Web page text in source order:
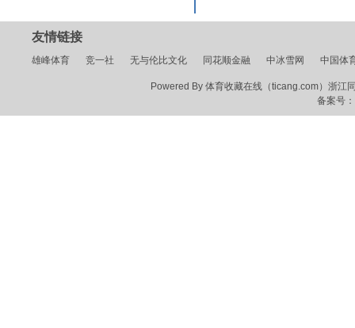
友情链接
雄峰体育 竞一社 无与伦比文化 同花顺金融 中冰雪网 中国体
Powered By 体育收藏在线（ticang.com）浙江
备案号：